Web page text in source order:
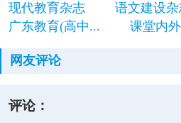
现代教育杂志
语文建设
广东教育(高中...
课堂内
网友评论
评论：